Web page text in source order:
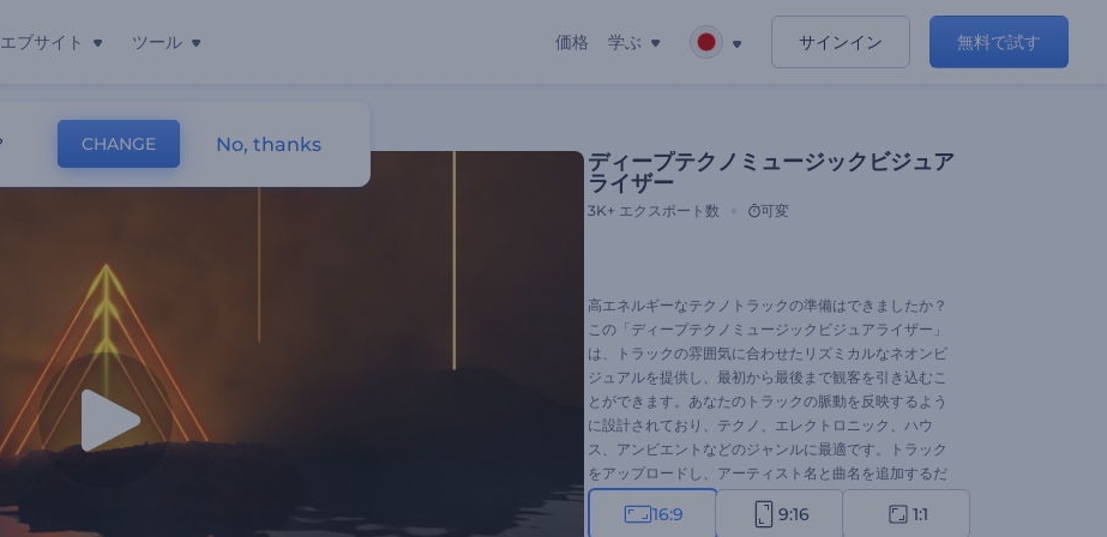
ブサイト ツール 価格 学ぶ サインイン 無料で試す
ライザー
ディープテクノミュージックビジュア
ライザー
3K+ エクスポート数 可変
高エネルギーなテクノトラックの準備はできましたか？
この「ディープテクノミュージックビジュアライザー」
は、トラックの雰囲気に合わせたリズミカルなネオンビ
ジュアルを提供し、最初から最後まで観客を引き込むこ
とができます。あなたのトラックの脈動を反映するよう
に設計されており、テクノ、エレクトロニック、ハウ
ス、アンビエントなどのジャンルに最適です。トラック
をアップロードし、アーティスト名と曲名を追加するだ
けで、数秒でミュージックビデオが完成します。今すぐ
試してみてください！
16:9 9:16 1:1
CHANGE No, thanks